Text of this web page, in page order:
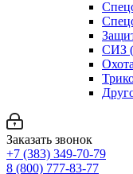
СИЗ
Заказать звонок
+7 (383) 349-70-79
8 (800) 777-83-77